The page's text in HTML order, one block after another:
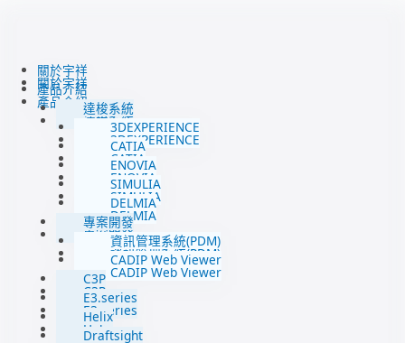
關於宇祥
產品介紹
達梭系統
3DEXPERIENCE
CATIA
ENOVIA
SIMULIA
DELMIA
專案開發
資訊管理系統(PDM)
CADIP Web Viewer
C3P
E3.series
Helix
關於宇祥
產品介紹
達梭系統
3DEXPERIENCE
CATIA
ENOVIA
SIMULIA
DELMIA
專案開發
資訊管理系統(PDM)
CADIP Web Viewer
C3P
E3.series
Helix
Draftsight